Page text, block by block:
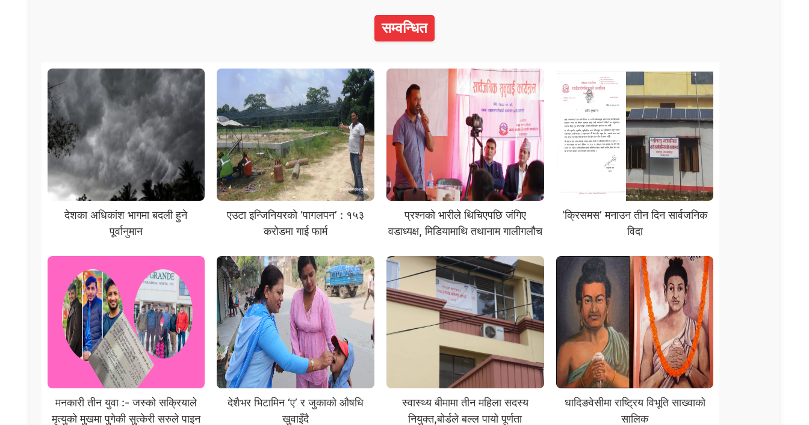
सम्वन्धित
देशका अधिकांश भागमा बदली हुने
पूर्वानुमान
एउटा इन्जिनियरको ‘पागलपन’ : १५३
करोडमा गाई फार्म
प्रश्नको भारीले थिचिएपछि जंगिए
वडाध्यक्ष, मिडियामाथि तथानाम गालीगलौच
‘क्रिसमस’ मनाउन तीन दिन सार्वजनिक
विदा
मनकारी तीन युवा :- जस्को सक्रियाले
मृत्युको मुखमा पुगेकी सुत्केरी सरुले पाइन
देशैभर भिटामिन ‘ए’ र जुकाको औषधि
खुवाइँदै
स्वास्थ्य बीमामा तीन महिला सदस्य
नियुक्त,बोर्डले बल्ल पायो पूर्णता
धादिङवेसीमा राष्ट्रिय विभूति साख्वाको
सालिक